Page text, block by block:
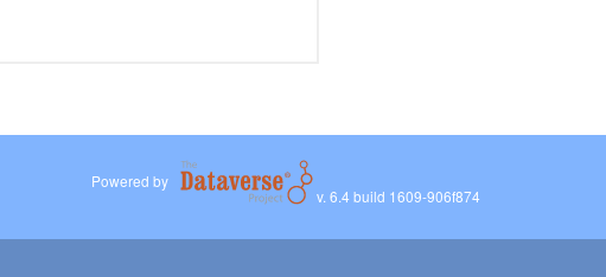
Powered by
v. 6.4 build 1609-906f874